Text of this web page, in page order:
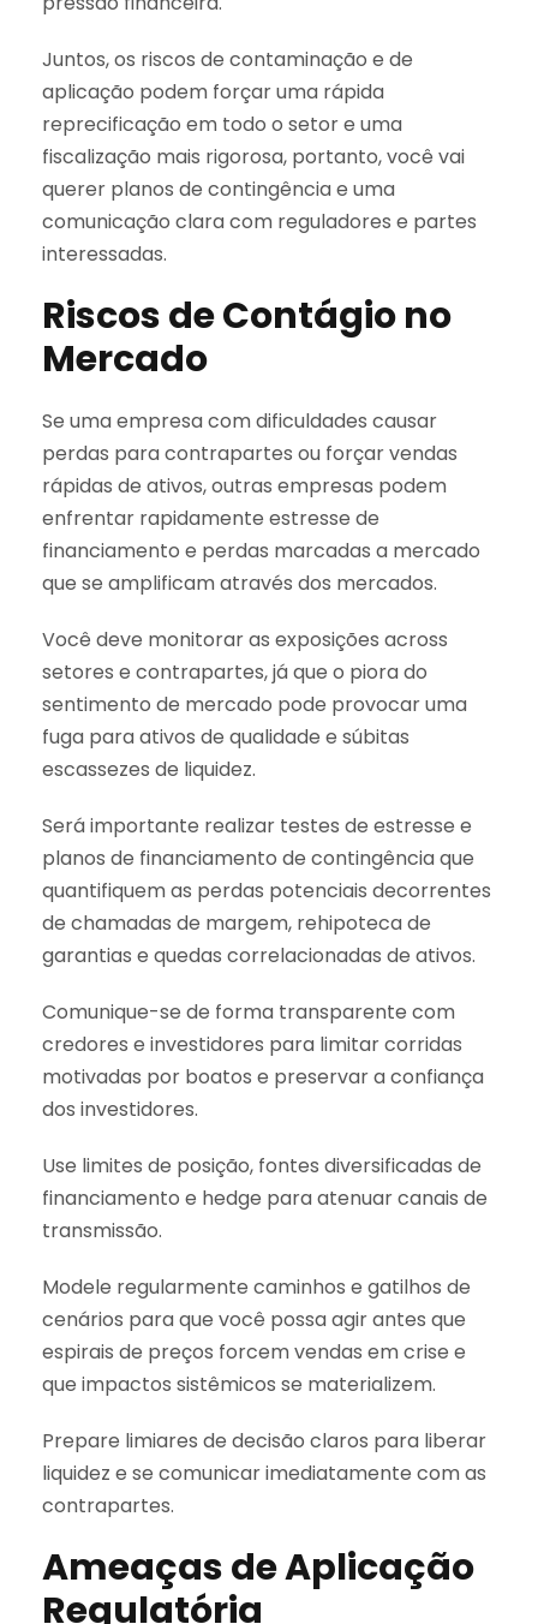
Juntos, os riscos de contaminação e de
aplicação podem forçar uma rápida
reprecificação em todo o setor e uma
fiscalização mais rigorosa, portanto, você vai
querer planos de contingência e uma
comunicação clara com reguladores e partes
interessadas.
Riscos de Contágio no
Mercado
Se uma empresa com dificuldades causar
perdas para contrapartes ou forçar vendas
rápidas de ativos, outras empresas podem
enfrentar rapidamente estresse de
financiamento e perdas marcadas a mercado
que se amplificam através dos mercados.
Você deve monitorar as exposições across
setores e contrapartes, já que o piora do
sentimento de mercado pode provocar uma
fuga para ativos de qualidade e súbitas
escassezes de liquidez.
Será importante realizar testes de estresse e
planos de financiamento de contingência que
quantifiquem as perdas potenciais decorrentes
de chamadas de margem, rehipoteca de
garantias e quedas correlacionadas de ativos.
Comunique-se de forma transparente com
credores e investidores para limitar corridas
motivadas por boatos e preservar a confiança
dos investidores.
Use limites de posição, fontes diversificadas de
financiamento e hedge para atenuar canais de
transmissão.
Modele regularmente caminhos e gatilhos de
cenários para que você possa agir antes que
espirais de preços forcem vendas em crise e
que impactos sistêmicos se materializem.
Prepare limiares de decisão claros para liberar
liquidez e se comunicar imediatamente com as
contrapartes.
Ameaças de Aplicação
Regulatória